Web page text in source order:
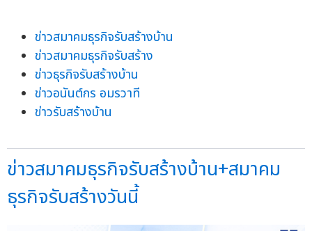
ข่าวสมาคมธุรกิจรับสร้างบ้าน
ข่าวสมาคมธุรกิจรับสร้าง
ข่าวธุรกิจรับสร้างบ้าน
ข่าวอนันต์กร อมรวาที
ข่าวรับสร้างบ้าน
ข่าวสมาคมธุรกิจรับสร้างบ้าน+สมาคม
ธุรกิจรับสร้างวันนี้